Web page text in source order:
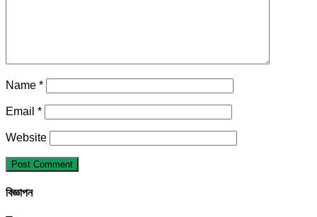
Name *
Email *
Website
বিজ্ঞাপন